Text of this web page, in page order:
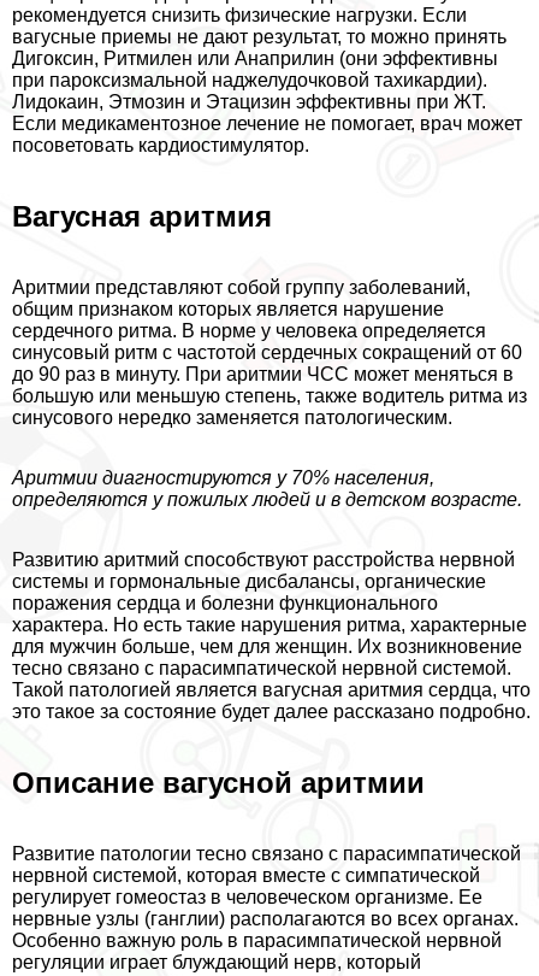
рекомендуется снизить физические нагрузки. Если
вагусные приемы не дают результат, то можно принять
Дигоксин, Ритмилен или Анаприлин (они эффективны
при пароксизмальной наджелудочковой тахикардии).
Лидокаин, Этмозин и Этацизин эффективны при ЖТ.
Если медикаментозное лечение не помогает, врач может
посоветовать кардиостимулятор.
Вагусная аритмия
Аритмии представляют собой группу заболеваний,
общим признаком которых является нарушение
сердечного ритма. В норме у человека определяется
синусовый ритм с частотой сердечных сокращений от 60
до 90 раз в минуту. При аритмии ЧСС может меняться в
большую или меньшую степень, также водитель ритма из
синусового нередко заменяется патологическим.
Аритмии диагностируются у 70% населения,
определяются у пожилых людей и в детском возрасте.
Развитию аритмий способствуют расстройства нервной
системы и гормональные дисбалансы, органические
поражения сердца и болезни функционального
хаpaктера. Но есть такие нарушения ритма, хаpaктерные
для мужчин больше, чем для женщин. Их возникновение
тесно связано с парасимпатической нервной системой.
Такой патологией является вагусная аритмия сердца, что
это такое за состояние будет далее рассказано подробно.
Описание вагусной аритмии
Развитие патологии тесно связано с парасимпатической
нервной системой, которая вместе с симпатической
регулирует гомеостаз в человеческом организме. Ее
нервные узлы (ганглии) располагаются во всех органах.
Особенно важную роль в парасимпатической нервной
регуляции играет блуждающий нерв, который